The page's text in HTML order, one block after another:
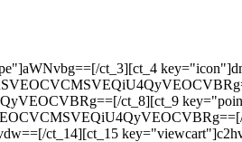
ct_3][ct_4
ct_8][ct_9
ct_14][ct_15